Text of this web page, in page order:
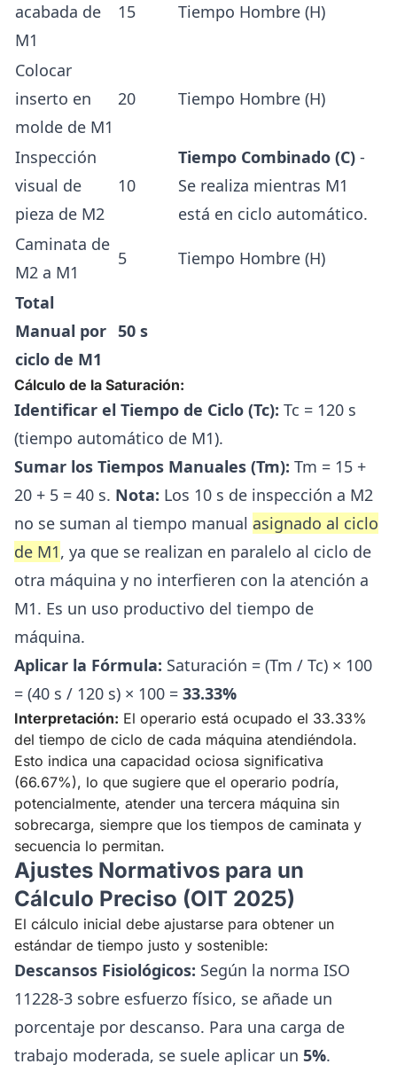
acabada de
M1
15 Tiempo Hombre (H)
Colocar
inserto en
molde de M1
20 Tiempo Hombre (H)
Inspección
visual de
pieza de M2
10
Tiempo Combinado (C) -
Se realiza mientras M1
está en ciclo automático.
Caminata de
M2 a M1
5 Tiempo Hombre (H)
Total
Manual por
ciclo de M1
50 s
Cálculo de la Saturación:
Identificar el Tiempo de Ciclo (Tc): Tc = 120 s
(tiempo automático de M1).
Sumar los Tiempos Manuales (Tm): Tm = 15 +
20 + 5 = 40 s. Nota: Los 10 s de inspección a M2
no se suman al tiempo manual asignado al ciclo
de M1, ya que se realizan en paralelo al ciclo de
otra máquina y no interfieren con la atención a
M1. Es un uso productivo del tiempo de
máquina.
Aplicar la Fórmula: Saturación = (Tm / Tc) × 100
= (40 s / 120 s) × 100 = 33.33%
Interpretación: El operario está ocupado el 33.33%
del tiempo de ciclo de cada máquina atendiéndola.
Esto indica una capacidad ociosa significativa
(66.67%), lo que sugiere que el operario podría,
potencialmente, atender una tercera máquina sin
sobrecarga, siempre que los tiempos de caminata y
secuencia lo permitan.
Ajustes Normativos para un
Cálculo Preciso (OIT 2025)
El cálculo inicial debe ajustarse para obtener un
estándar de tiempo justo y sostenible:
Descansos Fisiológicos: Según la norma ISO
11228-3 sobre esfuerzo físico, se añade un
porcentaje por descanso. Para una carga de
trabajo moderada, se suele aplicar un 5%.